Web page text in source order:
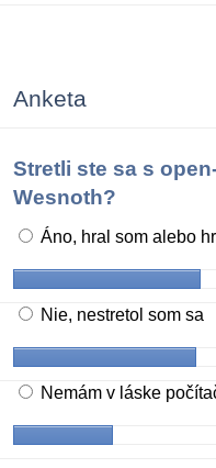
Anketa
Stretli ste sa s
Wesnoth?
Áno, hral som alebo
Nie, nestretol som sa
Nemám v láske